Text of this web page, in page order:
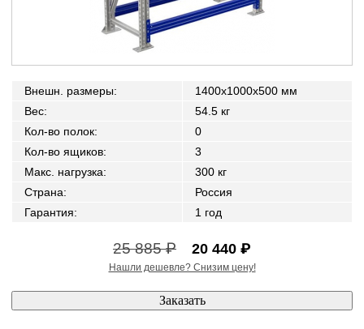
Внешн. размеры:
1400x1000x500 мм
Вес:
54.5 кг
Кол-во полок:
0
Кол-во ящиков:
3
Макс. нагрузка:
300 кг
Страна:
Россия
Гарантия: 1 год
25 885 ₽ 20 440 ₽
Нашли дешевле? Снизим цену!